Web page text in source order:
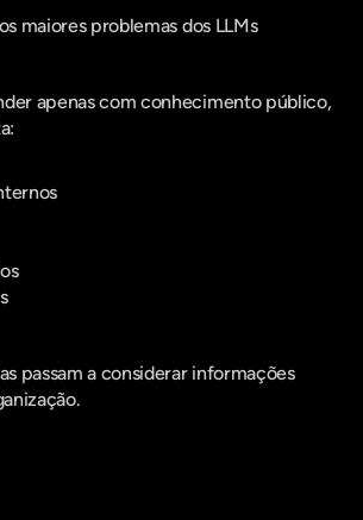
maiores problemas dos LLMs
apenas com conhecimento público,
passam a considerar informações